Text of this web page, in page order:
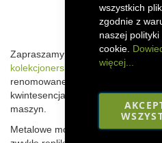
wszystkich
zgodnie z
naszej polityki
cookie.
więcej...
ŻYCZEŃ
Zapraszamy do fascynującego
kolekcjonerskich
traktorów
renomowanego producenta
kwintesencja precyzji, dbałości o
maszyn.
Metalowe modele kolekcjonerskie